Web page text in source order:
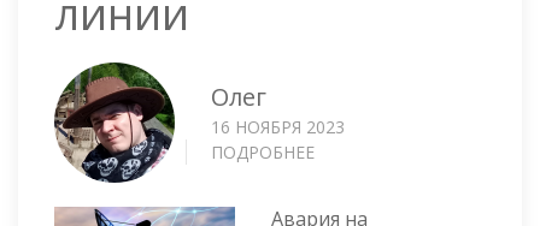
линии
Олег
16 НОЯБРЯ 2023
ПОДРОБНЕЕ
Авария на